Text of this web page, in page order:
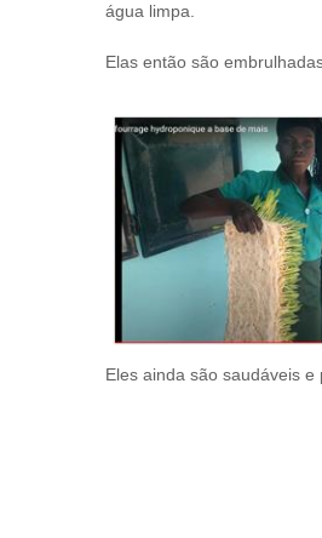
água limpa.
Elas então são
Eles ainda são saudáveis e